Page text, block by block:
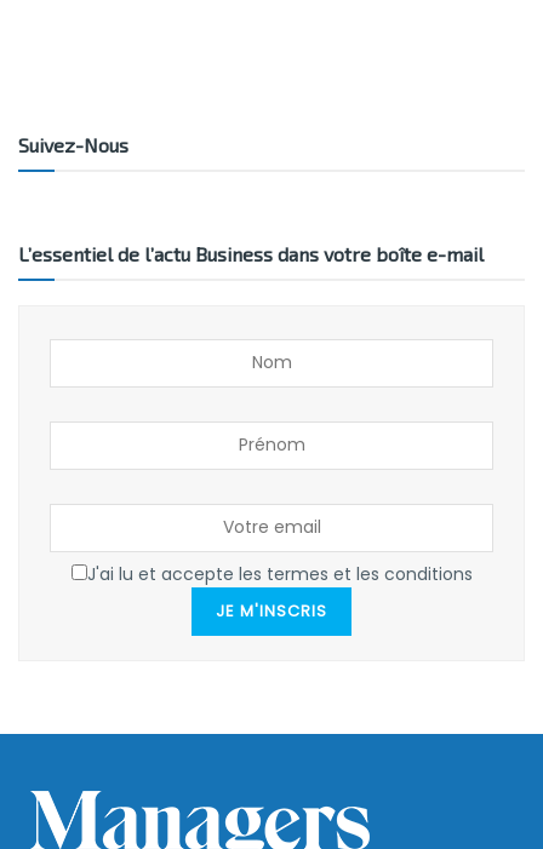
Suivez-Nous
L’essentiel de l’actu Business dans votre boîte e-mail
J'ai lu et accepte les termes et les conditions
JE M'INSCRIS